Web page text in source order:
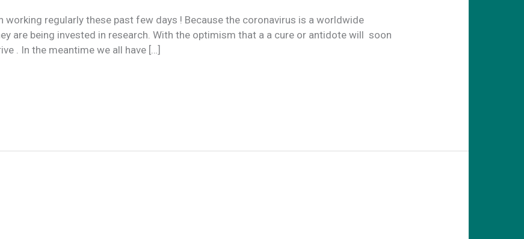
working regularly these past few days ! Because the coronavirus is a worldwide
are being invested in research. With the optimism that a a cure or antidote will soon
. In the meantime we all have […]